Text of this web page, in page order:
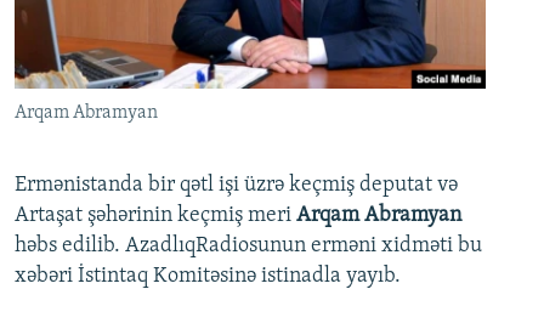
Arqam Abramyan
Ermənistanda bir qətl işi üzrə keçmiş deputat və
Artaşat şəhərinin keçmiş meri Arqam Abramyan
həbs edilib. AzadlıqRadiosunun erməni xidməti bu
xəbəri İstintaq Komitəsinə istinadla yayıb.